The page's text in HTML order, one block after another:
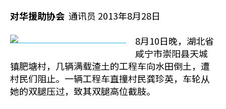
对华援助协会 通讯员 2013年8月28日
8月10日晚，湖北省
咸宁市崇阳县天城
镇肥塘村，几辆满载渣土的工程车向水田倒土，遭
村民们阻止。一辆工程车直撞村民龚珍英，车轮从
她的双腿压过，致其双腿高位截肢。